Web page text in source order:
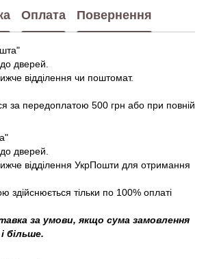
Оплата Повернення
дверей.
відділення чи поштомат.
за передоплатою 500 грн або при повній
дверей.
відділення УкрПошти для отримання
здійснюється тільки по 100% оплаті
за умови, якщо сума замовлення
більше.